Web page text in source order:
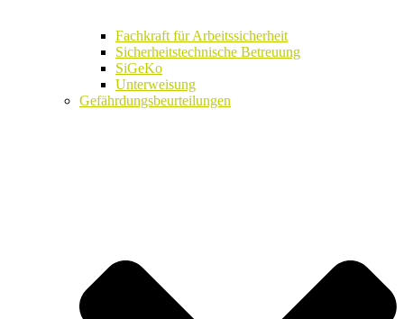
Fachkraft für Arbeitssicherheit
Sicherheitstechnische Betreuung
SiGeKo
Unterweisung
Gefährdungsbeurteilungen